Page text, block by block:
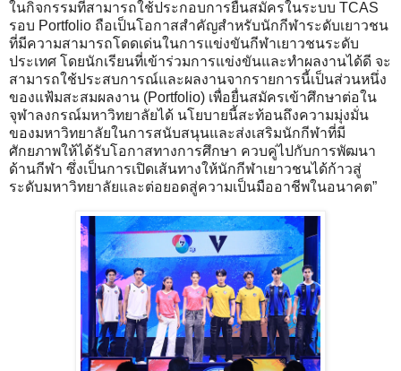
ในกิจกรรมที่สามารถใช้ประกอบการยื่นสมัครในระบบ TCAS
รอบ Portfolio ถือเป็นโอกาสสำคัญสำหรับนักกีฬาระดับเยาวชน
ที่มีความสามารถโดดเด่นในการแข่งขันกีฬาเยาวชนระดับ
ประเทศ โดยนักเรียนที่เข้าร่วมการแข่งขันและทำผลงานได้ดี จะ
สามารถใช้ประสบการณ์และผลงานจากรายการนี้เป็นส่วนหนึ่ง
ของแฟ้มสะสมผลงาน (Portfolio) เพื่อยื่นสมัครเข้าศึกษาต่อใน
จุฬาลงกรณ์มหาวิทยาลัยได้ นโยบายนี้สะท้อนถึงความมุ่งมั่น
ของมหาวิทยาลัยในการสนับสนุนและส่งเสริมนักกีฬาที่มี
ศักยภาพให้ได้รับโอกาสทางการศึกษา ควบคู่ไปกับการพัฒนา
ด้านกีฬา ซึ่งเป็นการเปิดเส้นทางให้นักกีฬาเยาวชนได้ก้าวสู่
ระดับมหาวิทยาลัยและต่อยอดสู่ความเป็นมืออาชีพในอนาคต”